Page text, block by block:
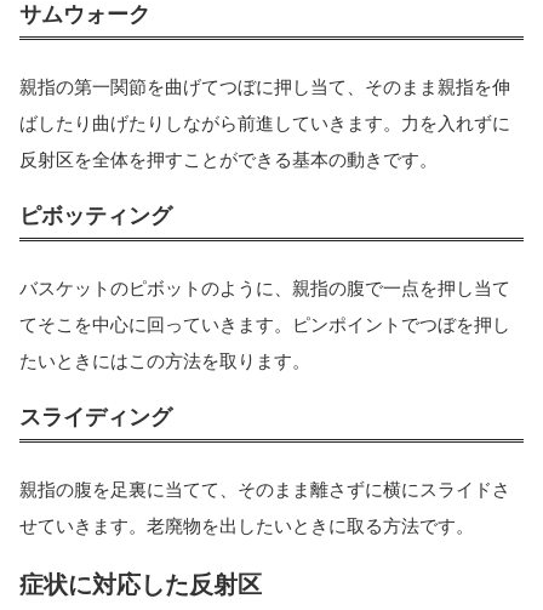
サムウォーク
親指の第一関節を曲げてつぼに押し当て、そのまま親指を伸
ばしたり曲げたりしながら前進していきます。力を入れずに
反射区を全体を押すことができる基本の動きです。
ピボッティング
バスケットのピボットのように、親指の腹で一点を押し当て
てそこを中心に回っていきます。ピンポイントでつぼを押し
たいときにはこの方法を取ります。
スライディング
親指の腹を足裏に当てて、そのまま離さずに横にスライドさ
せていきます。老廃物を出したいときに取る方法です。
症状に対応した反射区